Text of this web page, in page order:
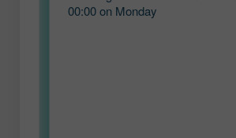
00:00 on Monday